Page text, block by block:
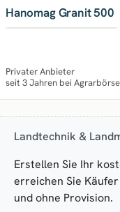
Hanomag Granit 500
Privater Anbieter
seit 3 Jahren bei Agrarbörse
Landtechnik &
Erstellen Sie Ihr
erreichen Sie
und ohne Provision.